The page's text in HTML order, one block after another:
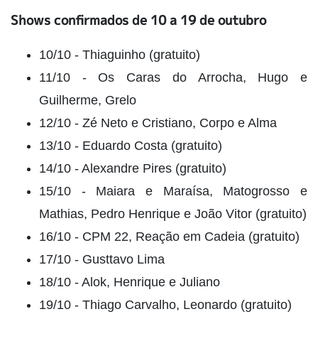
Shows confirmados de 10 a 19 de outubro
10/10 - Thiaguinho (gratuito)
11/10 - Os Caras do Arrocha, Hugo e
Guilherme, Grelo
12/10 - Zé Neto e Cristiano, Corpo e Alma
13/10 - Eduardo Costa (gratuito)
14/10 - Alexandre Pires (gratuito)
15/10 - Maiara e Maraísa, Matogrosso e
Mathias, Pedro Henrique e João Vitor (gratuito)
16/10 - CPM 22, Reação em Cadeia (gratuito)
17/10 - Gusttavo Lima
18/10 - Alok, Henrique e Juliano
19/10 - Thiago Carvalho, Leonardo (gratuito)